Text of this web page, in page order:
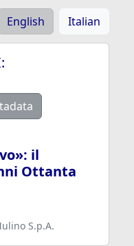
English Italian
il
Ottanta
S.p.A.